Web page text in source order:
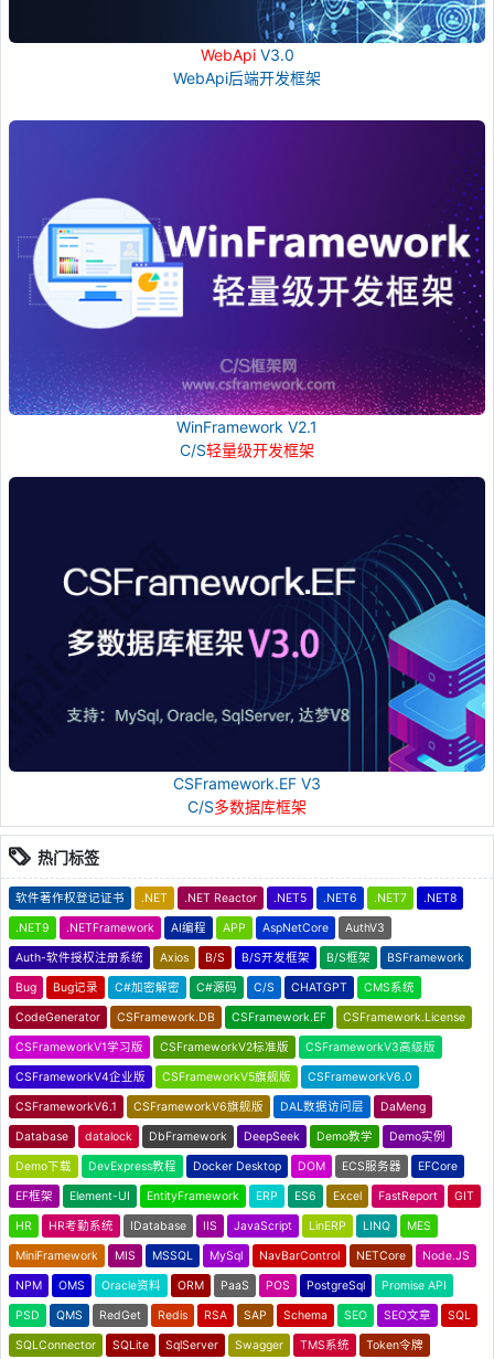
WebApiV3.0
WebApi后端开发框架
WinFramework V2.1
C/S轻量级开发框架
CSFramework.EF V3
C/S多数据库框架
热门标签
软件著作权登记证书 .NET .NET Reactor .NET5 .NET6 .NET7 .NET8
.NET9 .NETFramework AI编程 APP AspNetCore AuthV3
Auth-软件授权注册系统 Axios B/S B/S开发框架 B/S框架 BSFramework
Bug Bug记录 C#加密解密 C#源码 C/S CHATGPT CMS系统
CodeGenerator CSFramework.DB CSFramework.EF CSFramework.License
CSFrameworkV1学习版 CSFrameworkV2标准版 CSFrameworkV3高级版
CSFrameworkV4企业版 CSFrameworkV5旗舰版 CSFrameworkV6.0
CSFrameworkV6.1 CSFrameworkV6旗舰版 DAL数据访问层 DaMeng
Database datalock DbFramework DeepSeek Demo教学 Demo实例
Demo下载 DevExpress教程 Docker Desktop DOM ECS服务器 EFCore
EF框架 Element-UI EntityFramework ERP ES6 Excel FastReport GIT
HR HR考勤系统 IDatabase IIS JavaScript LinERP LINQ MES
MiniFramework MIS MSSQL MySql NavBarControl NETCore Node.JS
NPM OMS Oracle资料 ORM PaaS POS PostgreSql Promise API
PSD QMS RedGet Redis RSA SAP Schema SEO SEO文章 SQL
SQLConnector SQLite SqlServer Swagger TMS系统 Token令牌